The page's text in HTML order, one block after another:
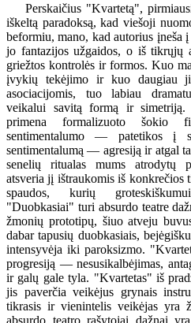
Perskaičius "Kvartetą",
iškeltą paradoksą, kad viešoji
beformiu, mano, kad autorius įneša
jo fantazijos užgaidos, o iš tikrųjų
griežtos kontrolės ir formos. Kuo
įvykių tekėjimo ir kuo daugiau
asociacijomis, tuo labiau
veikalui savitą formą ir
primena formalizuoto šokio
sentimentalumo — patetikos į
sentimentalumą — agresiją ir atgal
senelių ritualas mums atrodytų
atsveria jį ištraukomis iš konkrečios
spaudos, kurių
"Duobkasiai" turi absurdo teatre
žmonių prototipų, šiuo atveju
dabar tapusių duobkasiais,
intensyvėja iki paroksizmo.
progresiją — nesusikalbėjimas,
ir galų gale tyla. "Kvartetas" iš
jis paverčia veikėjus grynais
tikrasis ir vienintelis veikėjas yra
absurdo teatro rašytojai dažnai